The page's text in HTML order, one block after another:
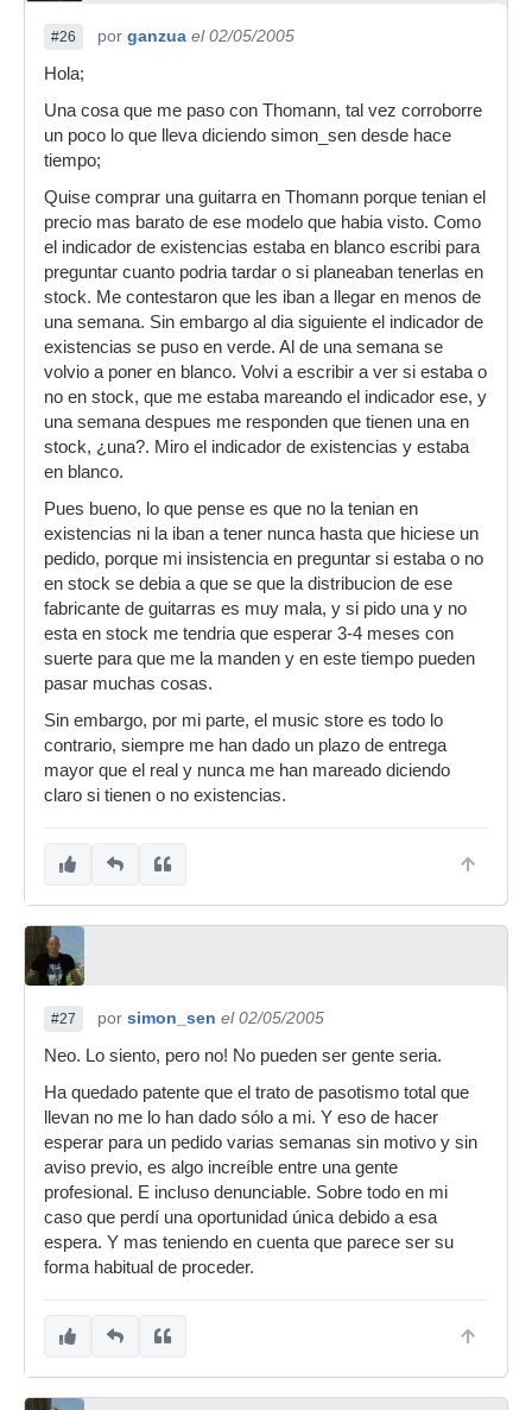
#26 por ganzua el 02/05/2005
Hola;
Una cosa que me paso con Thomann, tal vez corroborre
un poco lo que lleva diciendo simon_sen desde hace
tiempo;
Quise comprar una guitarra en Thomann porque tenian el
precio mas barato de ese modelo que habia visto. Como
el indicador de existencias estaba en blanco escribi para
preguntar cuanto podria tardar o si planeaban tenerlas en
stock. Me contestaron que les iban a llegar en menos de
una semana. Sin embargo al dia siguiente el indicador de
existencias se puso en verde. Al de una semana se
volvio a poner en blanco. Volvi a escribir a ver si estaba o
no en stock, que me estaba mareando el indicador ese, y
una semana despues me responden que tienen una en
stock, ¿una?. Miro el indicador de existencias y estaba
en blanco.
Pues bueno, lo que pense es que no la tenian en
existencias ni la iban a tener nunca hasta que hiciese un
pedido, porque mi insistencia en preguntar si estaba o no
en stock se debia a que se que la distribucion de ese
fabricante de guitarras es muy mala, y si pido una y no
esta en stock me tendria que esperar 3-4 meses con
suerte para que me la manden y en este tiempo pueden
pasar muchas cosas.
Sin embargo, por mi parte, el music store es todo lo
contrario, siempre me han dado un plazo de entrega
mayor que el real y nunca me han mareado diciendo
claro si tienen o no existencias.
#27 por simon_sen el 02/05/2005
Neo. Lo siento, pero no! No pueden ser gente seria.
Ha quedado patente que el trato de pasotismo total que
llevan no me lo han dado sólo a mi. Y eso de hacer
esperar para un pedido varias semanas sin motivo y sin
aviso previo, es algo increíble entre una gente
profesional. E incluso denunciable. Sobre todo en mi
caso que perdí una oportunidad única debido a esa
espera. Y mas teniendo en cuenta que parece ser su
forma habitual de proceder.